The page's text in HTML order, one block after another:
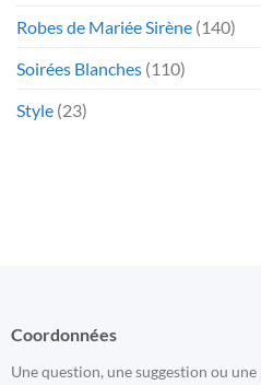
Robes de Mariée Sirène (140)
Soirées Blanches (110)
Style (23)
Coordonnées
Une question, une suggestion ou